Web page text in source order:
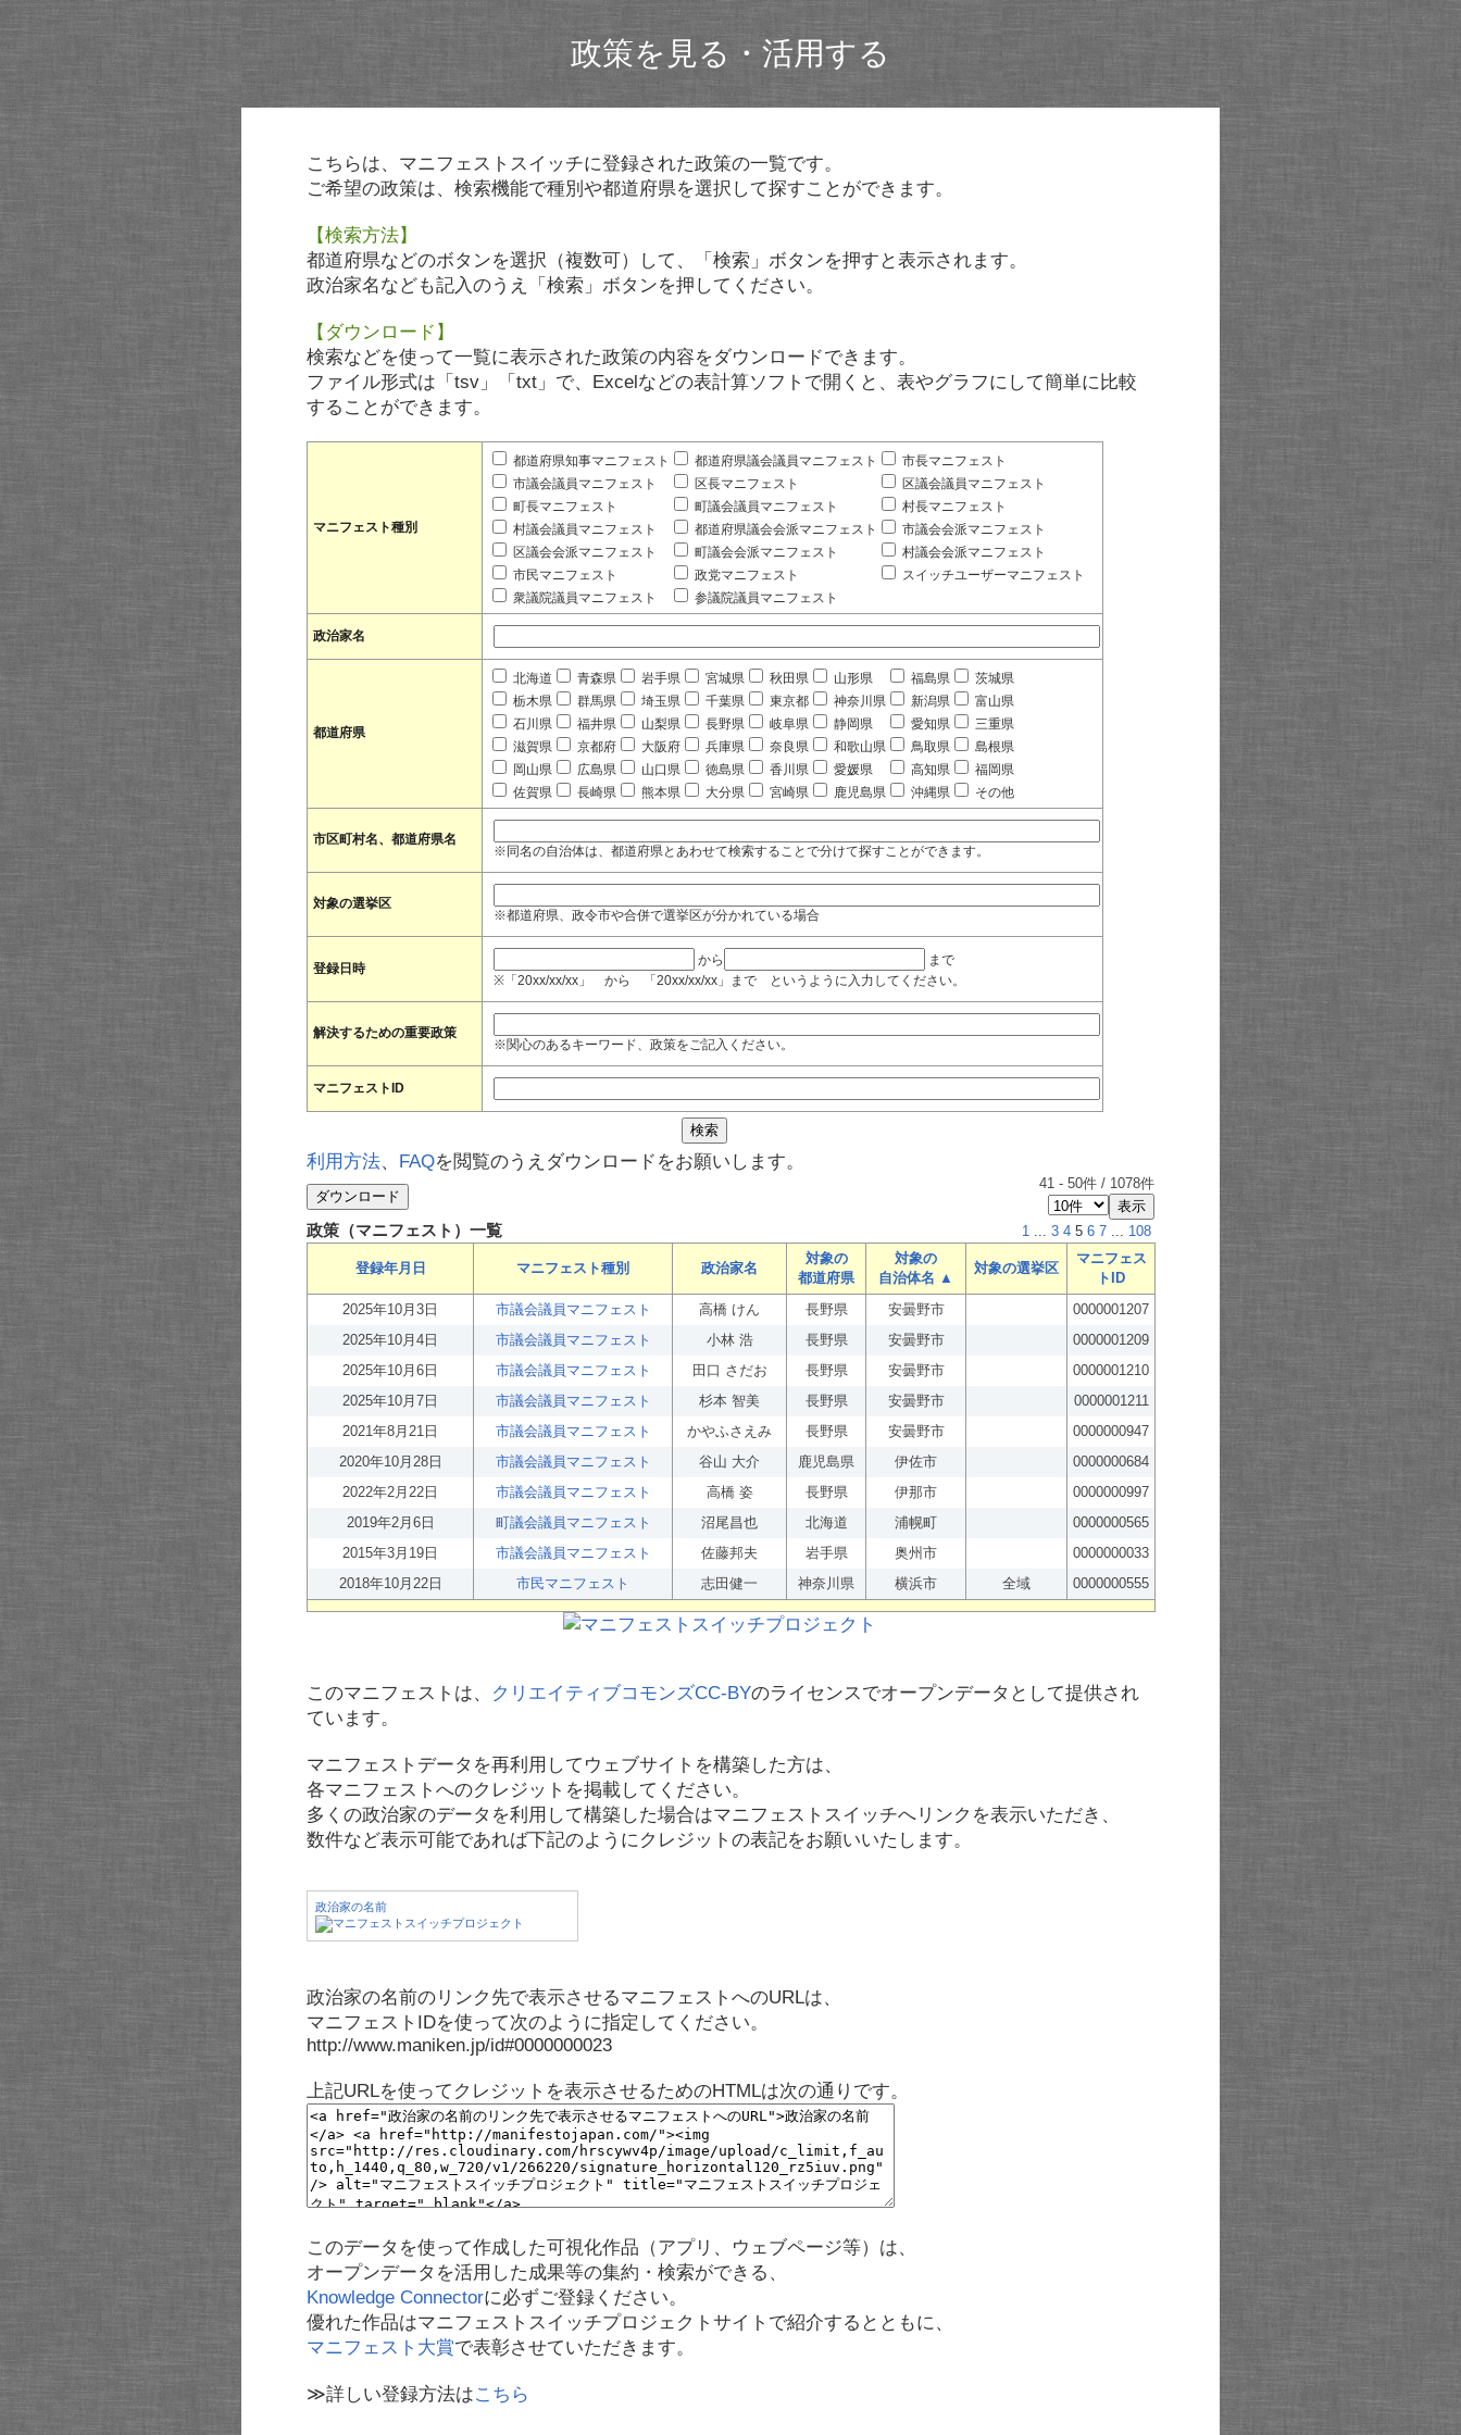
政策を見る・活用する
こちらは、マニフェストスイッチに登録された政策の一覧です。
ご希望の政策は、検索機能で種別や都道府県を選択して探すことができます。
【検索方法】
都道府県などのボタンを選択（複数可）して、「検索」ボタンを押すと表示されます。
政治家名なども記入のうえ「検索」ボタンを押してください。
【ダウンロード】
検索などを使って一覧に表示された政策の内容をダウンロードできます。
ファイル形式は「tsv」「txt」で、Excelなどの表計算ソフトで開くと、表やグラフにして簡単に比較
することができます。
マニフェスト種別
都道府県知事マニフェスト 都道府県議会議員マニフェスト
市長マニフェスト
市議会議員マニフェスト
区長マニフェスト
区議会議員マニフェスト
町長マニフェスト
町議会議員マニフェスト
村長マニフェスト
村議会議員マニフェスト
都道府県議会会派マニフェスト
市議会会派マニフェスト
区議会会派マニフェスト
町議会会派マニフェスト
村議会会派マニフェスト
市民マニフェスト
政党マニフェスト
スイッチユーザーマニフェスト
衆議院議員マニフェスト
参議院議員マニフェスト
政治家名
都道府県
北海道 青森県 岩手県 宮城県 秋田県 山形県 福島県
茨城県
栃木県
群馬県 埼玉県 千葉県 東京都 神奈川県 新潟県
富山県
石川県
福井県 山梨県 長野県 岐阜県 静岡県 愛知県
三重県
滋賀県
京都府 大阪府 兵庫県 奈良県 和歌山県 鳥取県
島根県
岡山県
広島県 山口県 徳島県 香川県 愛媛県 高知県
福岡県
佐賀県
長崎県 熊本県 大分県 宮崎県 鹿児島県 沖縄県 その他
市区町村名、都道府県名
※同名の自治体は、都道府県とあわせて検索することで分けて探すことができます。
対象の選挙区
※都道府県、政令市や合併で選挙区が分かれている場合
登録日時
から
まで
※「20xx/xx/xx」 から 「20xx/xx/xx」まで というように入力してください。
解決するための重要政策
※関心のあるキーワード、政策をご記入ください。
マニフェストID
利用方法、 FAQを閲覧のうえダウンロードをお願いします。
41 - 50件 / 1078件
政策（マニフェスト）一覧 1 ... 3 4 5 6 7 ... 108
登録年月日 マニフェスト種別 政治家名
対象の
都道府県
対象の
自治体名 ▲
対象の選挙区
マニフェス
トID
2025年10月3日
市議会議員マニフェスト 高橋 けん 長野県 安曇野市
0000001207
2025年10月4日
市議会議員マニフェスト 小林 浩 長野県 安曇野市
0000001209
2025年10月6日
市議会議員マニフェスト 田口 さだお 長野県 安曇野市
0000001210
2025年10月7日
市議会議員マニフェスト 杉本 智美 長野県 安曇野市
0000001211
2021年8月21日
市議会議員マニフェスト かやふさえみ 長野県 安曇野市
0000000947
2020年10月28日
市議会議員マニフェスト 谷山 大介 鹿児島県 伊佐市
0000000684
2022年2月22日
市議会議員マニフェスト 高橋 姿 長野県 伊那市
0000000997
2019年2月6日
町議会議員マニフェスト 沼尾昌也 北海道 浦幌町
0000000565
2015年3月19日
市議会議員マニフェスト 佐藤邦夫 岩手県 奥州市
0000000033
2018年10月22日
市民マニフェスト 志田健一 神奈川県 横浜市 全域 0000000555
このマニフェストは、 クリエイティブコモンズCC-BYのライセンスでオープンデータとして提供され
ています。
マニフェストデータを再利用してウェブサイトを構築した方は、
各マニフェストへのクレジットを掲載してください。
多くの政治家のデータを利用して構築した場合はマニフェストスイッチへリンクを表示いただき、
数件など表示可能であれば下記のようにクレジットの表記をお願いいたします。
政治家の名前
政治家の名前のリンク先で表示させるマニフェストへのURLは、
マニフェストIDを使って次のように指定してください。
http://www.maniken.jp/id#0000000023
上記URLを使ってクレジットを表示させるためのHTMLは次の通りです。
このデータを使って作成した可視化作品（アプリ、ウェブページ等）は、
オープンデータを活用した成果等の集約・検索ができる、
Knowledge Connectorに必ずご登録ください。
優れた作品はマニフェストスイッチプロジェクトサイトで紹介するとともに、
マニフェスト大賞で表彰させていただきます。
≫詳しい登録方法はこちら